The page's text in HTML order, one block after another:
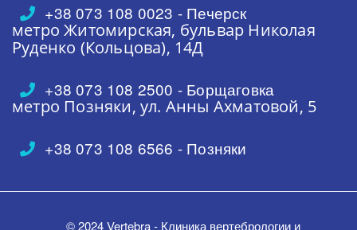
+38 073 108 0023 - Печерск
метро Житомирская, бульвар Николая
Руденко (Кольцова), 14Д
+38 073 108 2500 - Борщаговка
метро Позняки, ул. Анны Ахматовой, 5
+38 073 108 6566 - Позняки
© 2024 Vertebra - Клиника вертебрологии и